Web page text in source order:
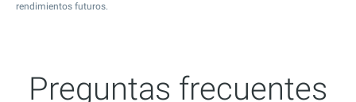
rendimientos futuros.
Preguntas frecuentes